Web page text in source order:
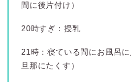
間に後片付け）
20時すぎ：授乳
21時：寝ている間にお風呂
旦那にたくす）